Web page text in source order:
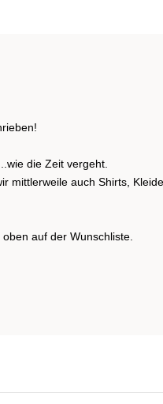
die Zeit vergeht.
mittlerweile auch Shirts,
auf der Wunschliste.